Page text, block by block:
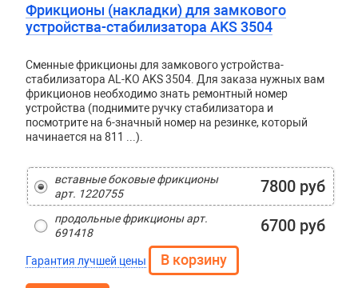
Фрикционы (накладки) для замкового
устройства-стабилизатора AKS 3504
Сменные фрикционы для замкового устройства-
стабилизатора AL-KO AKS 3504. Для заказа нужных вам
фрикционов необходимо знать ремонтный номер
устройства (поднимите ручку стабилизатора и
посмотрите на 6-значный номер на резинке, который
начинается на 811 ...).
вставные боковые фрикционы
арт. 1220755
7800 руб
продольные фрикционы арт.
691418
6700 руб
Гарантия лучшей цены